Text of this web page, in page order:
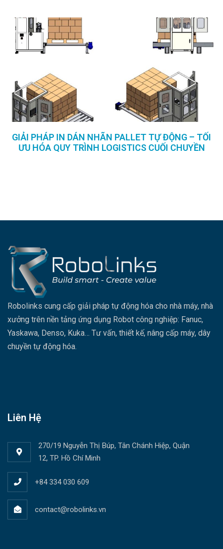
GIẢI PHÁP IN DÁN NHÃN PALLET TỰ ĐỘNG – TỐI
ƯU HÓA QUY TRÌNH LOGISTICS CUỐI CHUYỀN
Robolinks cung cấp giải pháp tự động hóa cho nhà máy, nhà
xưởng trên nền tảng ứng dụng Robot công nghiệp: Fanuc,
Yaskawa, Denso, Kuka… Tư vấn, thiết kế, nâng cấp máy, dây
chuyền tự động hóa.
Liên Hệ
270/19 Nguyễn Thị Búp, Tân Chánh Hiệp, Quận
12, TP. Hồ Chí Minh
+84 334 030 609
contact@robolinks.vn